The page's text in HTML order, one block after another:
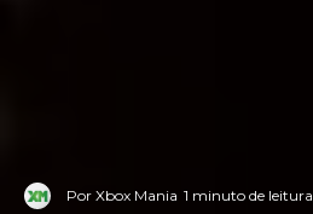
Por Xbox Mania 1 minuto de leitura